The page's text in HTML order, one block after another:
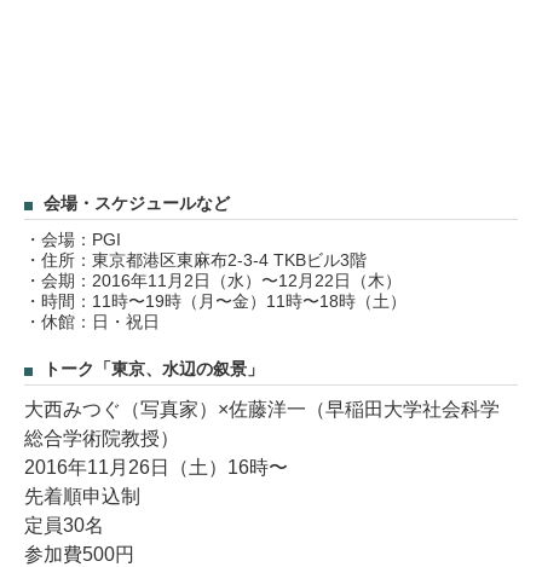
会場・スケジュールなど
・会場：PGI
・住所：東京都港区東麻布2-3-4 TKBビル3階
・会期：2016年11月2日（水）〜12月22日（木）
・時間：11時〜19時（月〜金）11時〜18時（土）
・休館：日・祝日
トーク「東京、水辺の叙景」
大西みつぐ（写真家）×佐藤洋一（早稲田大学社会科学
総合学術院教授）
2016年11月26日（土）16時〜
先着順申込制
定員30名
参加費500円